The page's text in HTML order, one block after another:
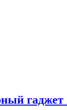
гаджет